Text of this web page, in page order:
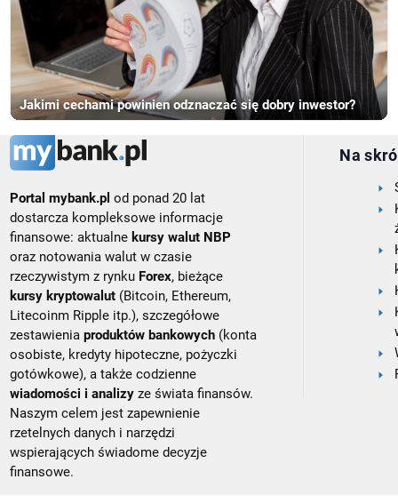
Jakimi cechami powinien odznaczać się dobry inwestor?
Portal mybank.pl od ponad 20 lat
dostarcza kompleksowe informacje
finansowe: aktualne kursy walut NBP
oraz notowania walut w czasie
rzeczywistym z rynku Forex, bieżące
kursy kryptowalut (Bitcoin, Ethereum,
Litecoinm Ripple itp.), szczegółowe
zestawieniaproduktów bankowych (konta
osobiste, kredyty hipoteczne, pożyczki
gotówkowe), a także codzienne
wiadomości i analizy ze świata finansów.
Naszym celem jest zapewnienie
rzetelnych danych i narzędzi
wspierających świadome decyzje
finansowe.
Na